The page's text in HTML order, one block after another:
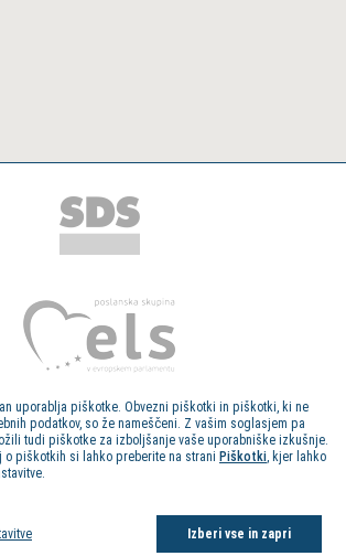
dr. Milan Zver, 2013. Vse pravice pridržane.Pravno
uporablja piškotke. Obvezni piškotki in piškotki, ki ne
podatkov, so že nameščeni. Z vašim soglasjem pa
tudi piškotke za izboljšanje vaše uporabniške izkušnje.
o piškotkih si lahko preberite na strani Piškotki, kjer lahko
Izberi vse in zapri